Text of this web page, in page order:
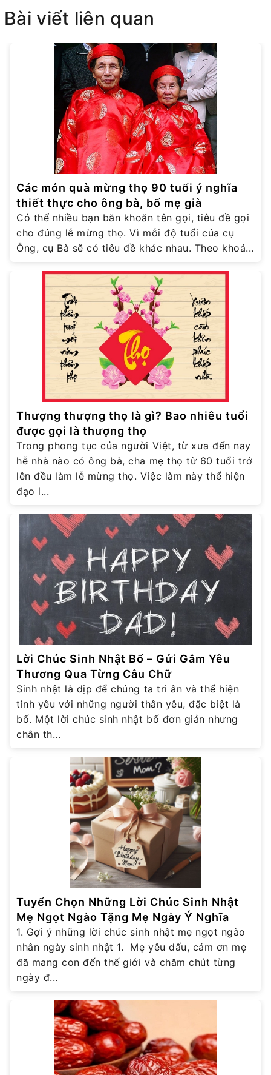
Bài viết liên quan
Các món quà mừng thọ 90 tuổi ý nghĩa
thiết thực cho ông bà, bố mẹ già
Có thể nhiều bạn băn khoăn tên gọi, tiêu đề gọi
cho đúng lễ mừng thọ. Vì mỗi độ tuổi của cụ
Ông, cụ Bà sẽ có tiêu đề khác nhau. Theo khoả...
Thượng thượng thọ là gì? Bao nhiêu tuổi
được gọi là thượng thọ
Trong phong tục của người Việt, từ xưa đến nay
hễ nhà nào có ông bà, cha mẹ thọ từ 60 tuổi trở
lên đều làm lễ mừng thọ. Việc làm này thể hiện
đạo l...
Lời Chúc Sinh Nhật Bố – Gửi Gắm Yêu
Thương Qua Từng Câu Chữ
Sinh nhật là dịp để chúng ta tri ân và thể hiện
tình yêu với những người thân yêu, đặc biệt là
bố. Một lời chúc sinh nhật bố đơn giản nhưng
chân th...
Tuyển Chọn Những Lời Chúc Sinh Nhật
Mẹ Ngọt Ngào Tặng Mẹ Ngày Ý Nghĩa
1. Gợi ý những lời chúc sinh nhật mẹ ngọt ngào
nhân ngày sinh nhật 1. Mẹ yêu dấu, cảm ơn mẹ
đã mang con đến thế giới và chăm chút từng
ngày đ...